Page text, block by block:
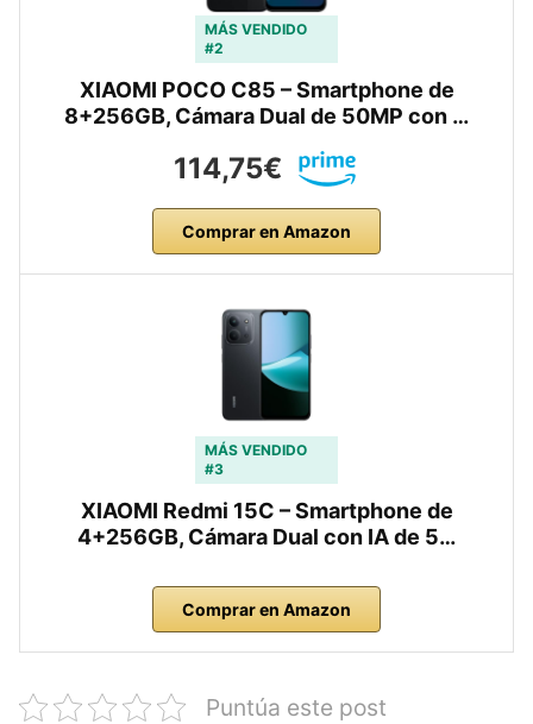
MÁS VENDIDO
#2
XIAOMI POCO C85 – Smartphone de
8+256GB, Cámara Dual de 50MP con …
114,75€
Comprar en Amazon
MÁS VENDIDO
#3
XIAOMI Redmi 15C – Smartphone de
4+256GB, Cámara Dual con IA de 5…
Comprar en Amazon
Puntúa este post